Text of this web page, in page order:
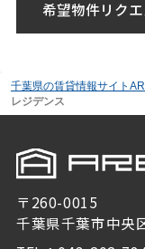
希望物件リク
千葉県の賃貸情報サイト
レジデンス
〒260-0015
千葉県千葉市中央